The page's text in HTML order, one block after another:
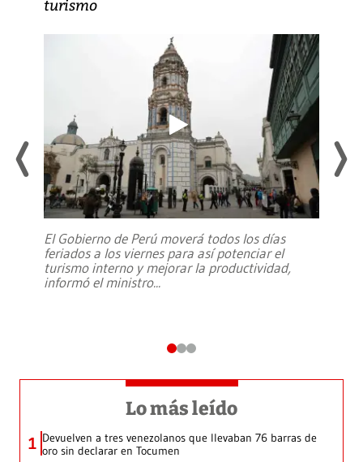
turismo
El Gobierno de Perú moverá todos los días
feriados a los viernes para así potenciar el
turismo interno y mejorar la productividad,
informó el ministro...
Lo más leído
1 Devuelven a tres venezolanos que llevaban 76 barras de
oro sin declarar en Tocumen